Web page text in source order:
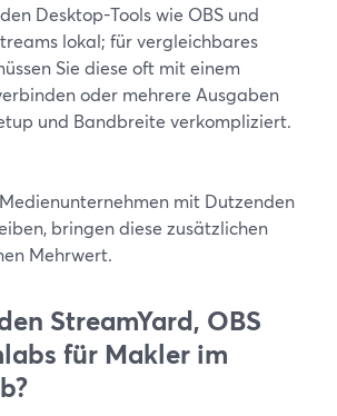
Desktop-Tools wie OBS und
lokal; für vergleichbares
Sie diese oft mit einem
oder mehrere Ausgaben
und Bandbreite verkompliziert.
mit Dutzenden
bringen diese zusätzlichen
Mehrwert.
StreamYard, OBS
für Makler im